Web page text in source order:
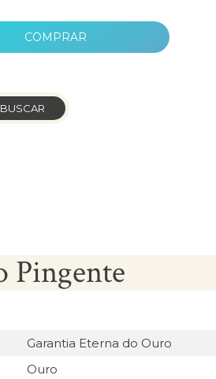
COMPRAR
BUSCAR
Pingente
Garantia Eterna do Ouro
Ouro